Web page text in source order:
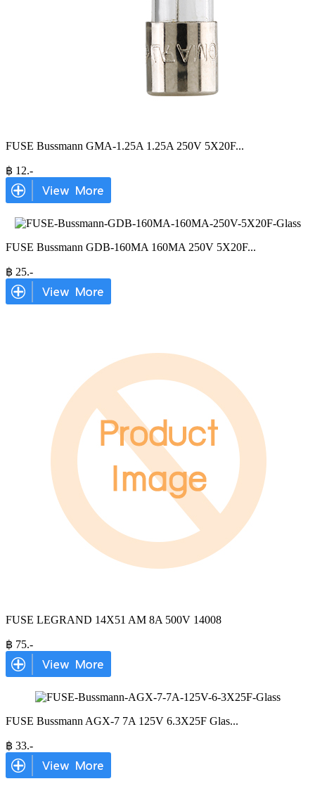
FUSE Bussmann GMA-1.25A 1.25A 250V 5X20F...
฿ 12.-
FUSE Bussmann GDB-160MA 160MA 250V 5X20F...
฿ 25.-
FUSE LEGRAND 14X51 AM 8A 500V 14008
฿ 75.-
FUSE Bussmann AGX-7 7A 125V 6.3X25F Glas...
฿ 33.-